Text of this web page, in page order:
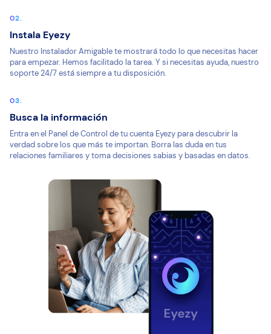
Instala Eyezy
Nuestro Instalador Amigable te mostrará todo lo que necesitas hacer
para empezar. Hemos facilitado la tarea. Y si necesitas ayuda, nuestro
soporte 24/7 está siempre a tu disposición.
Busca la información
Entra en el Panel de Control de tu cuenta Eyezy para descubrir la
verdad sobre los que más te importan. Borra las duda en tus
relaciones familiares y toma decisiones sabias y basadas en datos.